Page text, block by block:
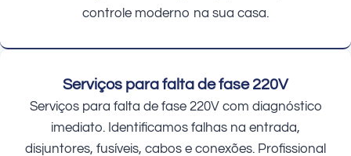
controle moderno na sua casa.
Serviços para falta de fase 220V
Serviços para falta de fase 220V com diagnóstico
imediato. Identificamos falhas na entrada,
disjuntores, fusíveis, cabos e conexões. Profissional